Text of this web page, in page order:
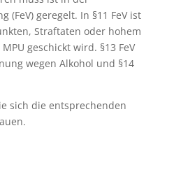
(FeV) geregelt. In §11 FeV ist
Straftaten oder hohem
geschickt wird. §13 FeV
wegen Alkohol und §14
sich die entsprechenden